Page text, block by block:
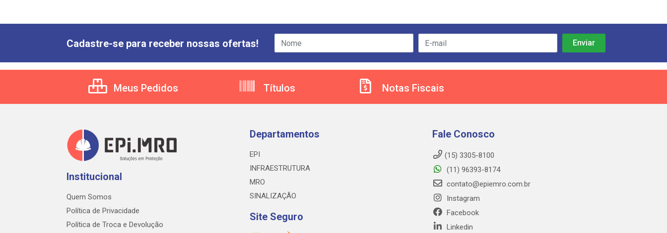
Cadastre-se para receber nossas ofertas!
Meus Pedidos Títulos Notas Fiscais
Institucional
Quem Somos
Política de Privacidade
Política de Troca e Devolução
Departamentos
EPI
INFRAESTRUTURA
MRO
SINALIZAÇÃO
Site Seguro
Fale Conosco
(15) 3305-8100
(11) 96393-8174
contato@epiemro.com.br
Instagram
Facebook
Linkedin